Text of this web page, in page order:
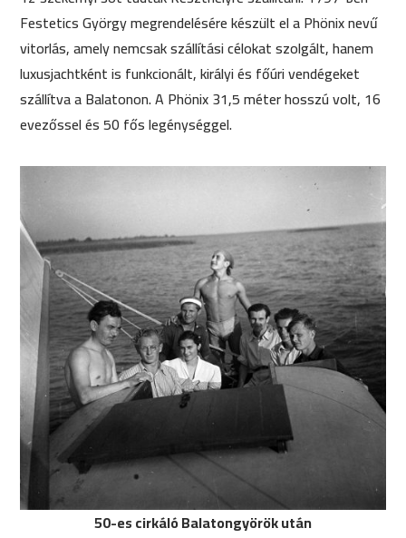
Festetics György megrendelésére készült el a Phönix nevű
vitorlás, amely nemcsak szállítási célokat szolgált, hanem
luxusjachtként is funkcionált, királyi és főúri vendégeket
szállítva a Balatonon. A Phönix 31,5 méter hosszú volt, 16
evezőssel és 50 fős legénységgel.
50-es cirkáló Balatongyörök után